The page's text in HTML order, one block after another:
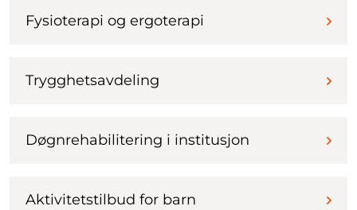
Fysioterapi og ergoterapi
Trygghetsavdeling
Døgnrehabilitering i institusjon
Aktivitetstilbud for barn